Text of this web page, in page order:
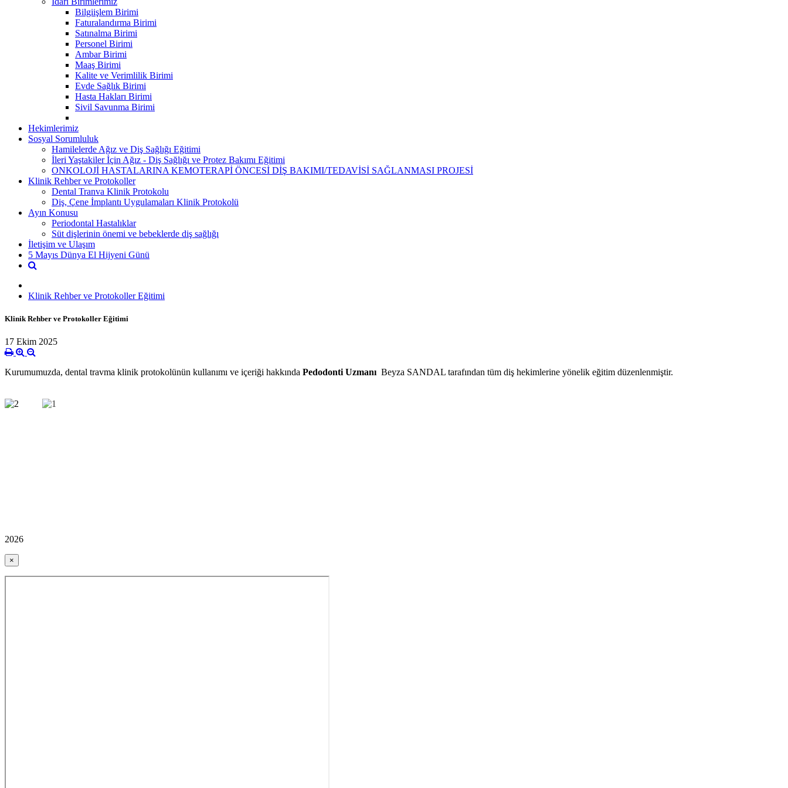
Bilgiişlem Birimi
Faturalandırma Birimi
Satınalma Birimi
Personel Birimi
Ambar Birimi
Maaş Birimi
Kalite ve Verimlilik Birimi
Evde Sağlık Birimi
Hasta Hakları Birimi
Sivil Savunma Birimi
Hekimlerimiz
Sosyal Sorumluluk
Hamilelerde Ağız ve Diş Sağlığı Eğitimi
İleri Yaştakiler İçin Ağız - Diş Sağlığı ve Protez Bakımı Eğitimi
ONKOLOJİ HASTALARINA KEMOTERAPİ ÖNCESİ DİŞ BAKIMI/TEDAVİSİ SAĞLANMASI PROJESİ
Klinik Rehber ve Protokoller
Dental Tranva Klinik Protokolu
Diş, Çene İmplantı Uygulamaları Klinik Protokolü
Ayın Konusu
Periodontal Hastalıklar
Süt dişlerinin önemi ve bebeklerde diş sağlığı
İletişim ve Ulaşım
5 Mayıs Dünya El Hijyeni Günü
Klinik Rehber ve Protokoller Eğitimi
Klinik Rehber ve Protokoller Eğitimi
17 Ekim 2025
Kurumumuzda, dental travma klinik protokolünün kullanımı ve içeriği hakkında Pedodonti Uzmanı Beyza SANDAL tarafından tüm diş hekimlerine yönelik eğitim düzenlenmiştir.
2026
×